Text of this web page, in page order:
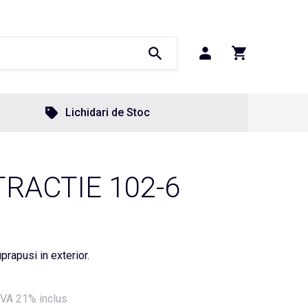
Lichidari de Stoc
102-6
in exterior.
21% inclus